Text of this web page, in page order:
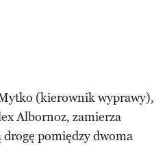
(kierownik wyprawy),
Albornoz, zamierza
pomiędzy dwoma